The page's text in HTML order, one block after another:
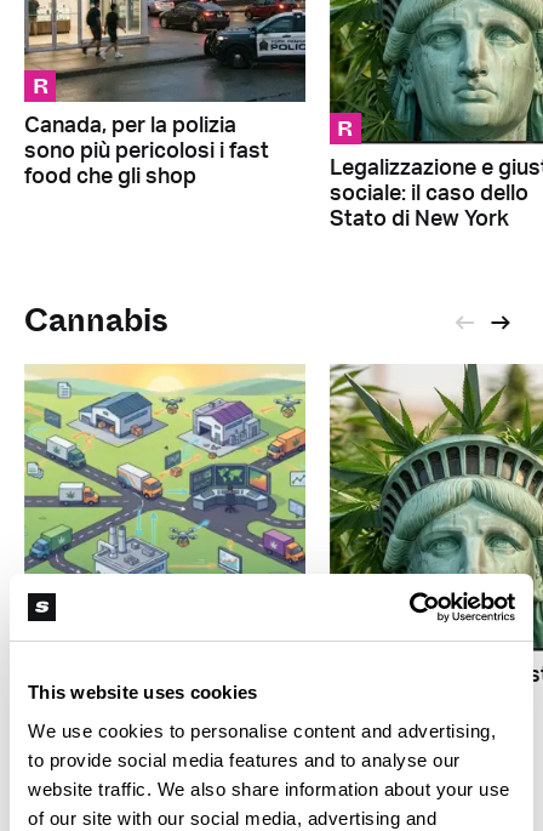
This website uses cookies
We use cookies to personalise content and advertising,
to provide social media features and to analyse our
website traffic. We also share information about your use
of our site with our social media, advertising and
R
Canada, per la polizia
sono più pericolosi i fast
food che gli shop
R
Legalizzazione e
sociale: il caso dello
Stato di New York
Cannabis
S
Green Press Collective
R
Legalizzazione e
Stato di New York